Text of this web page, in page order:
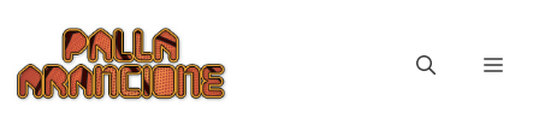
contenuto